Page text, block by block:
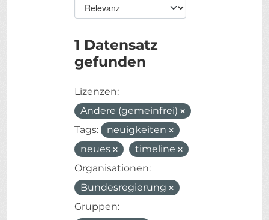
1 Datensatz
gefunden
Lizenzen:
Andere (gemeinfrei)
Tags:
neuigkeiten
neues
timeline
Organisationen:
Bundesregierung
Gruppen: